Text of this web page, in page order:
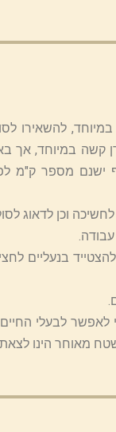
מצפון לדרום. חלקו הראשון כ-3.5
קשה במיוחד, אך
ישנם מספר ק"מ
וכן לדאוג
בנעליים
לבעלי
הינו לצאת